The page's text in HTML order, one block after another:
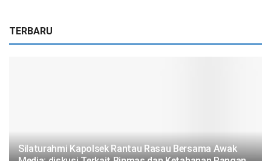
TERBARU
Silaturahmi Kapolsek Rantau Rasau Bersama Awak